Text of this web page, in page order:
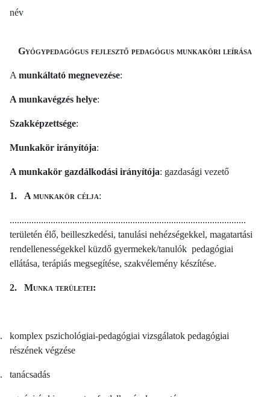
név
Gyógypedagógus fejlesztő pedagógus munkaköri leírása
A munkáltató megnevezése:
A munkavégzés helye:
Szakképzettsége:
Munkakör irányítója:
A munkakör gazdálkodási irányítója: gazdasági vezető
1. A munkakör célja:
..................................................................................................
területén élő, beilleszkedési, tanulási nehézségekkel, magatartási
rendellenességekkel küzdő gyermekek/tanulók pedagógiai
ellátása, terápiás megsegítése, szakvélemény készítése.
2. Munka területei:
komplex pszichológiai-pedagógiai vizsgálatok pedagógiai
részének végzése
tanácsadás